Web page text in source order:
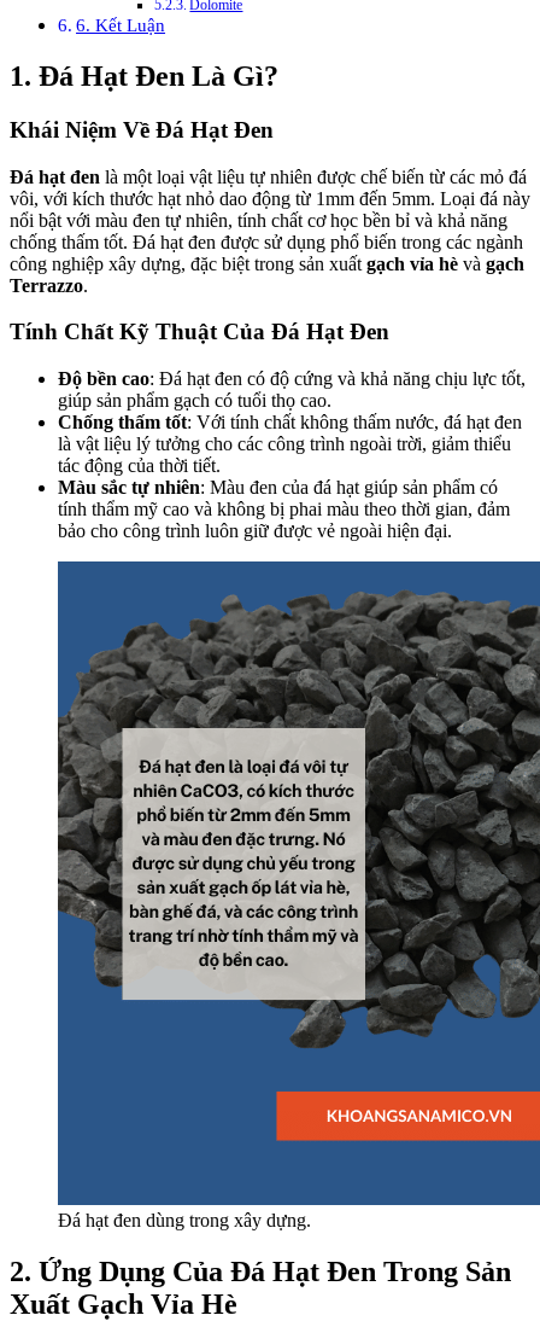
Dolomite
6. Kết Luận
1. Đá Hạt Đen Là Gì?
Khái Niệm Về Đá Hạt Đen
Đá hạt đen là một loại vật liệu tự nhiên được chế biến từ các mỏ đá
vôi, với kích thước hạt nhỏ dao động từ 1mm đến 5mm. Loại đá này
nổi bật với màu đen tự nhiên, tính chất cơ học bền bỉ và khả năng
chống thấm tốt. Đá hạt đen được sử dụng phổ biến trong các ngành
công nghiệp xây dựng, đặc biệt trong sản xuất gạch vỉa hè và gạch
Terrazzo.
Tính Chất Kỹ Thuật Của Đá Hạt Đen
Độ bền cao: Đá hạt đen có độ cứng và khả năng chịu lực tốt,
giúp sản phẩm gạch có tuổi thọ cao.
Chống thấm tốt: Với tính chất không thấm nước, đá hạt đen
là vật liệu lý tưởng cho các công trình ngoài trời, giảm thiểu
tác động của thời tiết.
Màu sắc tự nhiên: Màu đen của đá hạt giúp sản phẩm có
tính thẩm mỹ cao và không bị phai màu theo thời gian, đảm
bảo cho công trình luôn giữ được vẻ ngoài hiện đại.
Đá hạt đen dùng trong xây dựng.
2. Ứng Dụng Của Đá Hạt Đen Trong Sản
Xuất Gạch Vỉa Hè